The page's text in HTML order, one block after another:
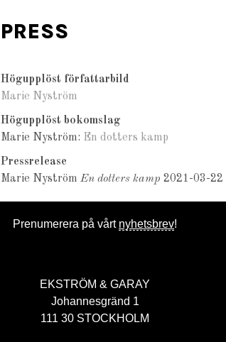
PRESS
Högupplöst författarbild
Marie Nyström
Högupplöst bokomslag
Marie Nyström: En dotters kamp
Pressrelease
Marie Nyström En dotters kamp 2021-03-22
Prenumerera på vårt nyhetsbrev!
EKSTRÖM & GARAY
Johannesgränd 1
111 30 STOCKHOLM